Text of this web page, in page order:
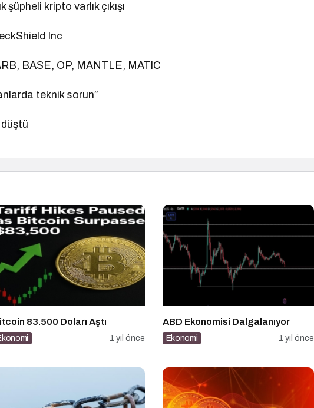
kripto varlık çıkışı
Inc
BASE, OP, MANTLE, MATIC
teknik sorun”
83.500 Doları Aştı
1 yıl önce
ABD Ekonomisi Dalgalanıyor
Ekonomi 1 yıl önce